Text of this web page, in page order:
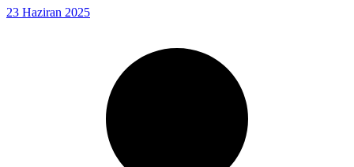
23 Haziran 2025